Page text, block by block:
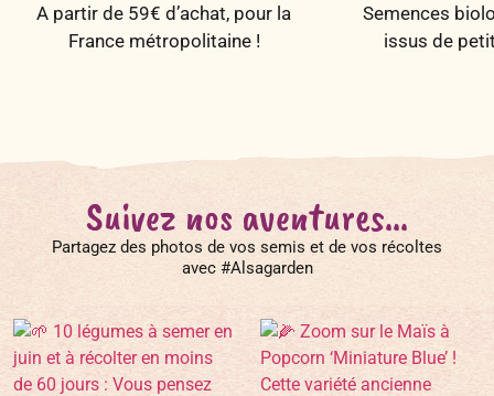
A partir de 59€ d’achat, pour la
France métropolitaine !
Semences
issus de
Suivez nos aventures...
Partagez des photos de vos semis et de vos récoltes
avec #Alsagarden